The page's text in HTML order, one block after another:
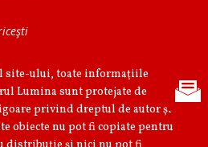
site-ului, toate informaţiile
Lumina sunt protejate de
privind dreptul de autor şi
obiecte nu pot fi copiate pentru